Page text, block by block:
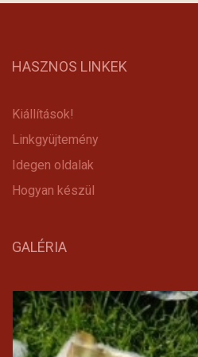
HASZNOS LINKEK
Kiállítások!
Linkgyüjtemény
Idegen oldalak
Hogyan készül
GALÉRIA